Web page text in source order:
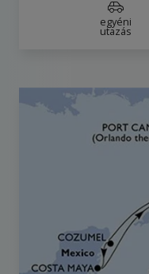
egyéni
utazás